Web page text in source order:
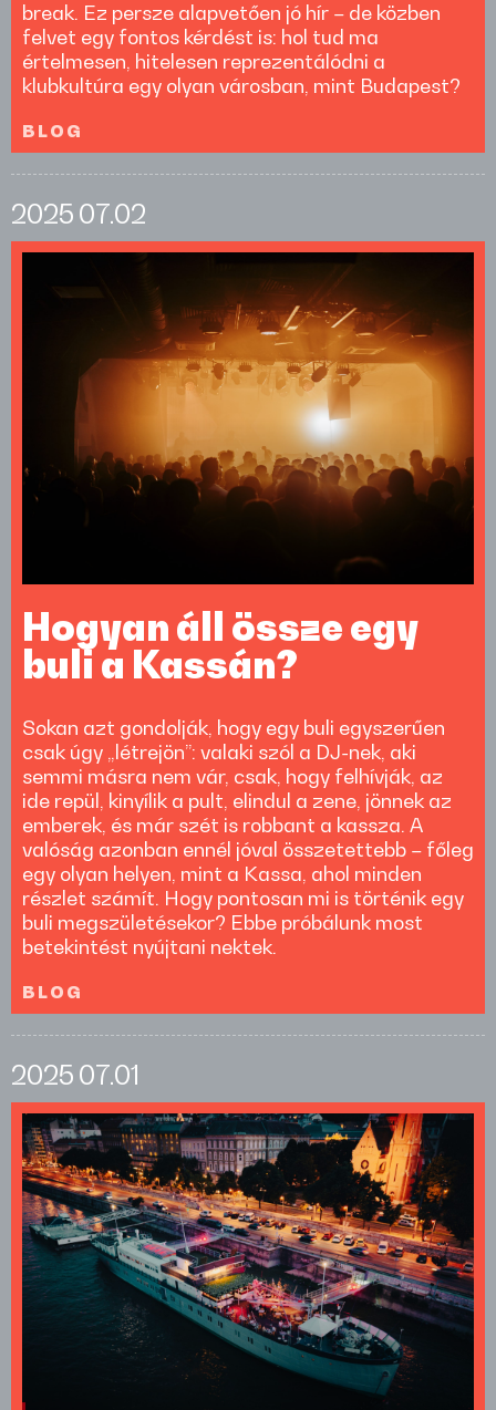
break. Ez persze alapvetően jó hír – de közben
felvet egy fontos kérdést is: hol tud ma
értelmesen, hitelesen reprezentálódni a
klubkultúra egy olyan városban, mint Budapest?
BLOG
2025 07.02
Hogyan áll össze egy
buli a Kassán?
Sokan azt gondolják, hogy egy buli egyszerűen
csak úgy „létrejön”: valaki szól a DJ-nek, aki
semmi másra nem vár, csak, hogy felhívják, az
ide repül, kinyílik a pult, elindul a zene, jönnek az
emberek, és már szét is robbant a kassza. A
valóság azonban ennél jóval összetettebb – főleg
egy olyan helyen, mint a Kassa, ahol minden
részlet számít. Hogy pontosan mi is történik egy
buli megszületésekor? Ebbe próbálunk most
betekintést nyújtani nektek.
BLOG
2025 07.01